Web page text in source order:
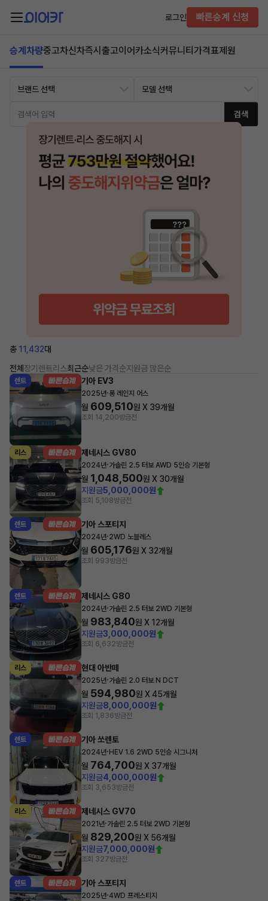
로그인 빠른승계 신청
승계차량중고차신차즉시출고이어카소식커뮤니티 가격표제원
검색
총 11,432대
전체 장기렌트리스최근순낮은 가격순지원금 많은순
렌트 기아 EV3
2025년·롱 레인지 어스
월 609,510원 X 39개월
조회 14,200방금전
리스 제네시스 GV80
2024년·가솔린 2.5 터보 AWD 5인승 기본형
월 1,048,500원 X 30개월
지원금5,000,000원
조회 5,108방금전
렌트 기아 스포티지
2024년·2WD 노블레스
월 605,176원 X 32개월
조회 993방금전
렌트 제네시스 G80
2024년·가솔린 2.5 터보 2WD 기본형
월 983,840원 X 12개월
지원금3,000,000원
조회 6,632방금전
리스 현대 아반떼
2025년·가솔린 2.0 터보 N DCT
월 594,980원 X45개월
지원금8,000,000원
조회 1,836방금전
렌트 기아 쏘렌토
2024년· HEV 1.6 2WD 5인승 시그니처
월 764,700원 X 37개월
지원금4,000,000원
조회 3,653방금전
리스 제네시스 GV70
2021년·가솔린 2.5 터보 2WD 기본형
월 829,200원 X 56개월
지원금7,000,000원
조회 327방금전
렌트 기아 스포티지
2025년·4WD 프레스티지